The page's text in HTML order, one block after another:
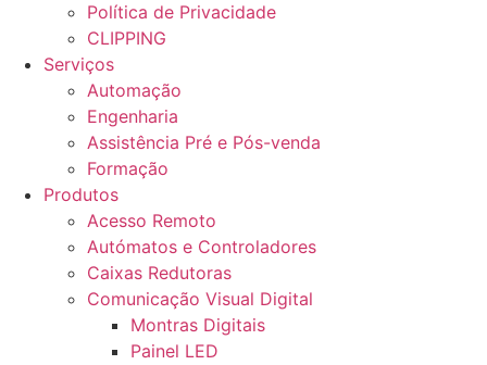
Política de Privacidade
CLIPPING
Serviços
Automação
Engenharia
Assistência Pré e Pós-venda
Formação
Produtos
Acesso Remoto
Autómatos e Controladores
Caixas Redutoras
Comunicação Visual Digital
Montras Digitais
Painel LED